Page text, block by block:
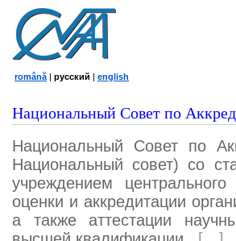
română | русский | english
Национальный Совет по
Национальный Совет по
Национальный совет) со
учреждением
оценки и аккредитации
а также аттестации